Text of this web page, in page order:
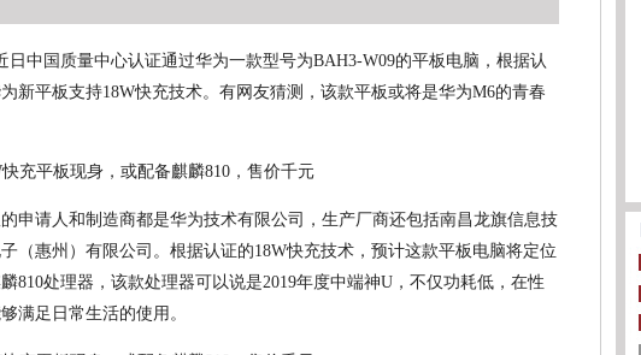
日中国质量中心认证通过华为一款型号为BAH3-W09的平板电脑，根据认
新平板支持18W快充技术。有网友猜测，该款平板或将是华为M6的青春
申请人和制造商都是华为技术有限公司，生产厂商还包括南昌龙旗信息技
（惠州）有限公司。根据认证的18W快充技术，预计这款平板电脑将定位
810处理器，该款处理器可以说是2019年度中端神U，不仅功耗低，在性
满足日常生活的使用。